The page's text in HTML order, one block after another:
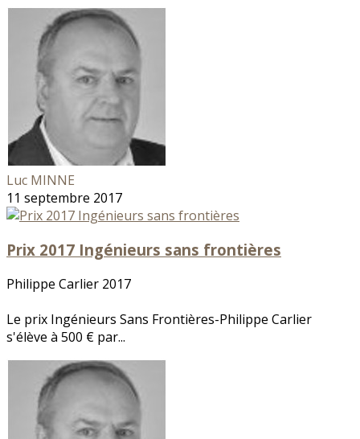
Luc MINNE
11 septembre 2017
Prix 2017 Ingénieurs sans frontières
Philippe Carlier 2017
Le prix Ingénieurs Sans Frontières-Philippe Carlier
s'élève à 500 € par...